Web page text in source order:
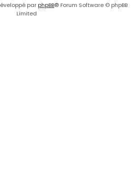
par phpBB® Forum Software © phpBB
Limited